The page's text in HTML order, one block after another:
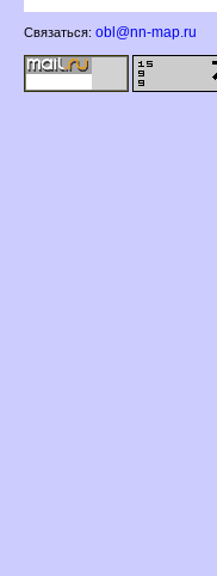
Связаться: obl@nn-map.ru